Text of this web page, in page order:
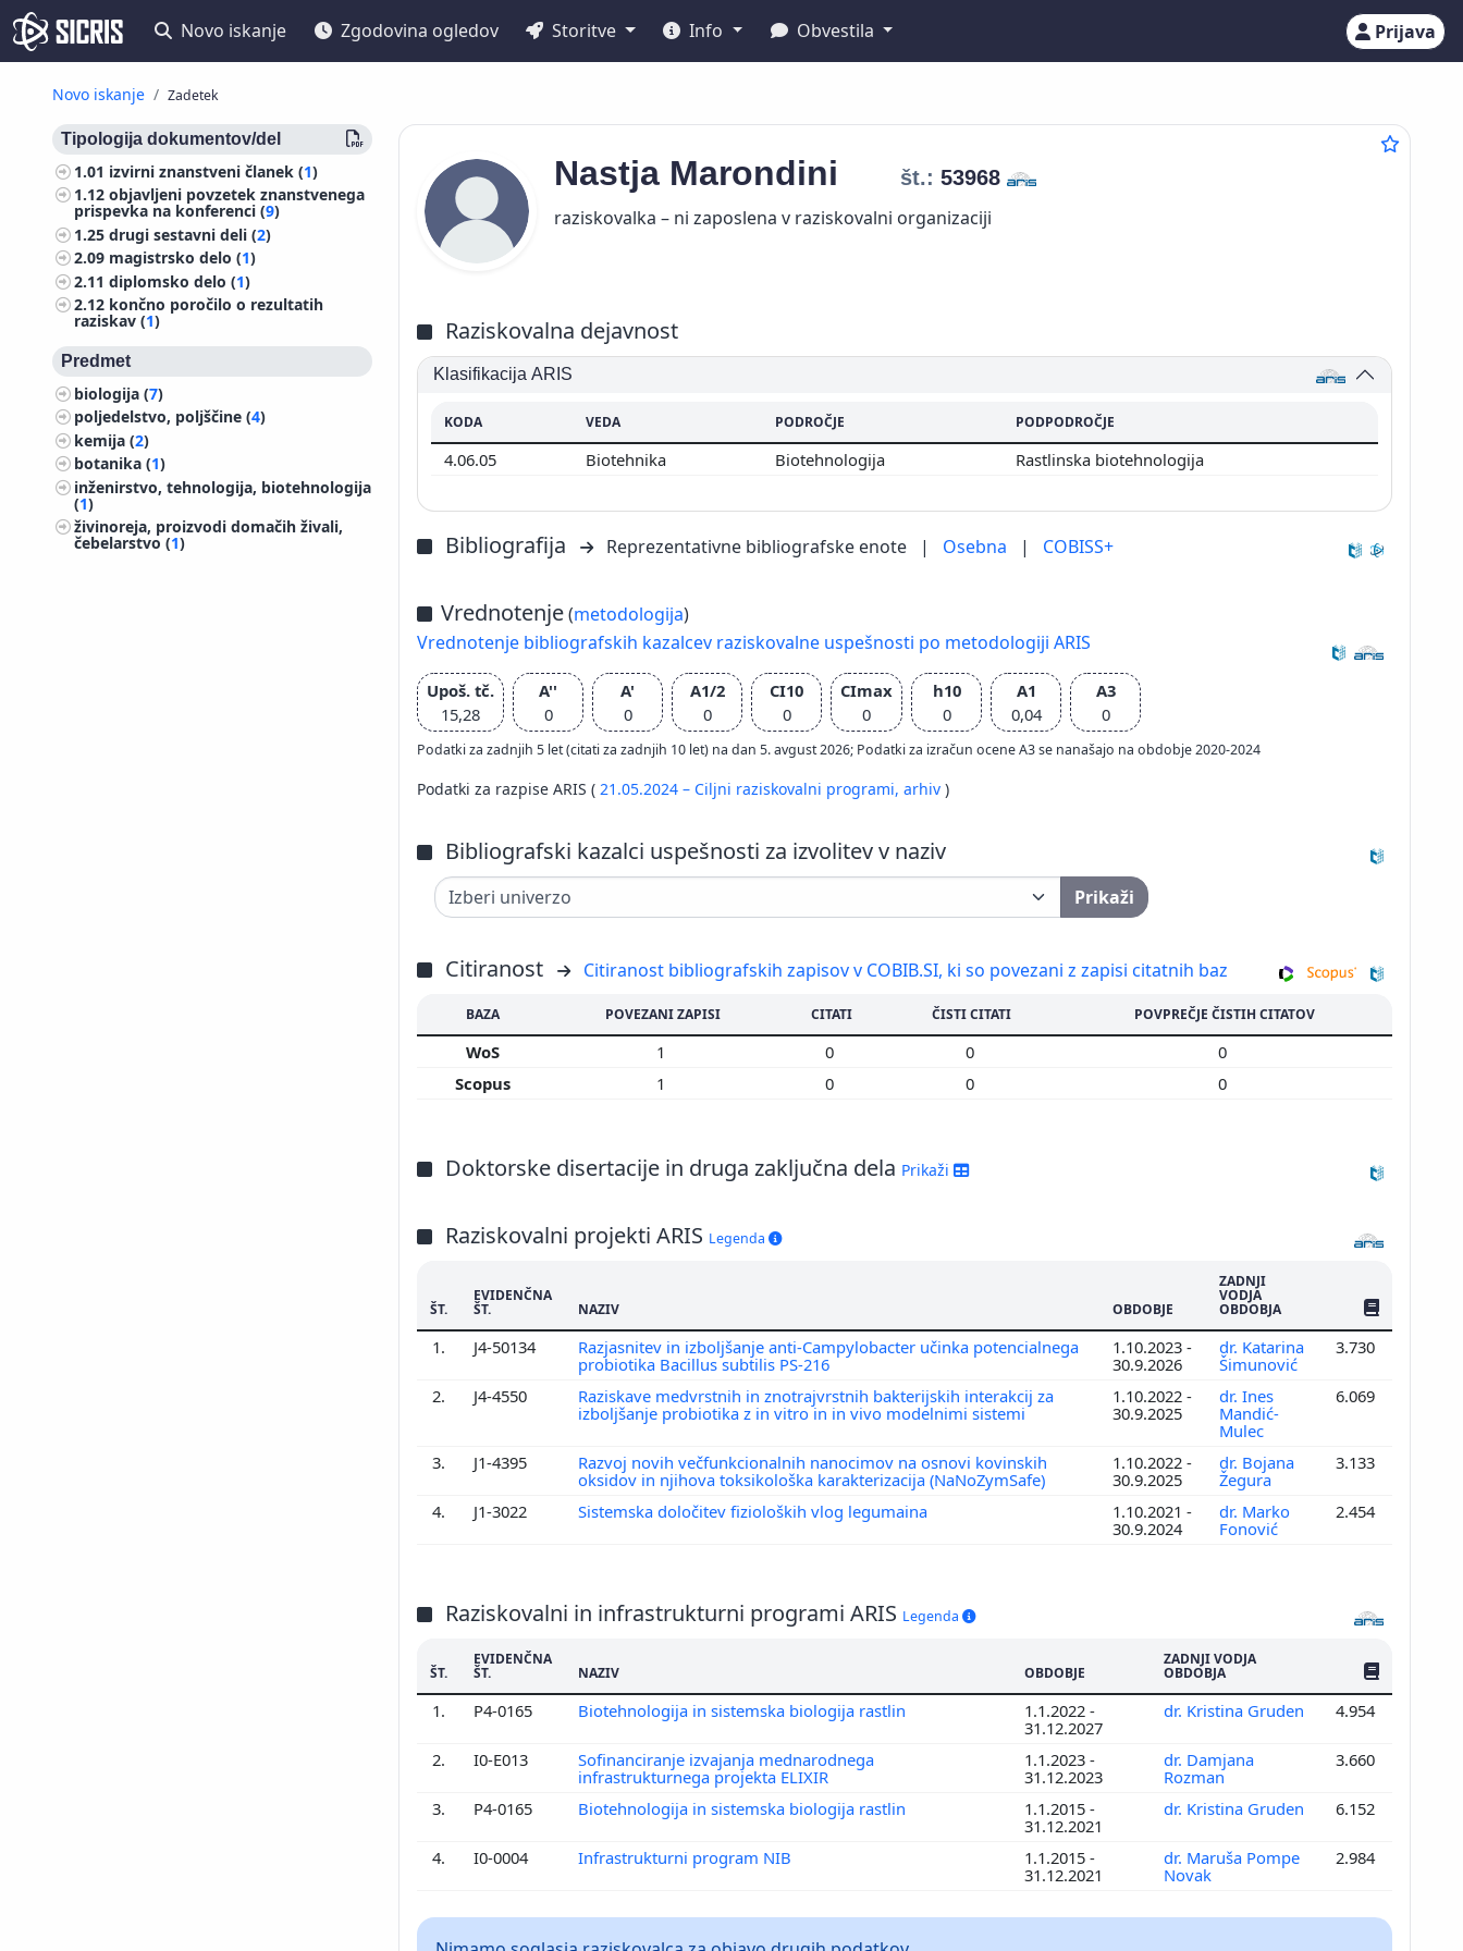
Novo iskanje Zgodovina ogledov Storitve Info Obvestila Prijava
Novo iskanje Zadetek
Tipologija dokumentov/del
1.01 izvirni znanstveni članek (1)
1.12objavljeni povzetek znanstvenega
prispevka na konferenci (9)
1.25drugi sestavni deli (2)
2.09 magistrsko delo (1)
2.11diplomsko delo (1)
2.12 končno poročilo o rezultatih
raziskav (1)
Predmet
biologija (7)
poljedelstvo, poljščine (4)
kemija (2)
botanika (1)
inženirstvo, tehnologija, biotehnologija
(1)
živinoreja, proizvodi domačih živali,
čebelarstvo (1)
Nastja Marondini št.: 53968
raziskovalka – ni zaposlena v raziskovalni organizaciji
Raziskovalna dejavnost
Klasifikacija ARIS
KODA VEDA PODROČJE PODPODROČJE
4.06.05 Biotehnika Biotehnologija Rastlinska biotehnologija
Bibliografija Reprezentativne bibliografske enote | Osebna | COBISS+
Vrednotenje(metodologija)
Vrednotenje bibliografskih kazalcev raziskovalne uspešnosti po metodologiji ARIS
Upoš. tč.
15,28
A''
0
A'
0
A1/2
0
CI10
0
CImax
0
h10
0
A1
0,04
A3
0
Podatki za zadnjih 5 let (citati za zadnjih 10 let) na dan 5. avgust 2026; Podatki za izračun ocene A3 se nanašajo na obdobje 2020-2024
Podatki za razpise ARIS ( 21.05.2024 – Ciljni raziskovalni programi, arhiv )
Bibliografski kazalci uspešnosti za izvolitev v naziv
Prikaži
Citiranost Citiranost bibliografskih zapisov v COBIB.SI, ki so povezani z zapisi citatnih baz
BAZA POVEZANI ZAPISI CITATI ČISTI CITATI POVPREČJE ČISTIH CITATOV
WoS 1 0 0
0
Scopus
1 0 0 0
Doktorske disertacije in druga zaključna dela Prikaži
Raziskovalni projekti ARIS Legenda
ŠT.
EVIDENČNA
ŠT. NAZIV OBDOBJE
ZADNJI
VODJA
OBDOBJA ŠTEV.
1. J4-50134
Razjasnitev in izboljšanje anti-Campylobacter učinka potencialnega
probiotika Bacillus subtilis PS-216
1.10.2023 -
30.9.2026
dr. Katarina
Šimunović
3.730
2. J4-4550
Raziskave medvrstnih in znotrajvrstnih bakterijskih interakcij za
izboljšanje probiotika z in vitro in in vivo modelnimi sistemi
1.10.2022 -
30.9.2025
dr. Ines
Mandić-
Mulec
6.069
3. J1-4395
Razvoj novih večfunkcionalnih nanocimov na osnovi kovinskih
oksidov in njihova toksikološka karakterizacija (NaNoZymSafe)
1.10.2022 -
30.9.2025
dr. Bojana
Žegura
3.133
4. J1-3022 Sistemska določitev fizioloških vlog legumaina
1.10.2021 -
30.9.2024
dr. Marko
Fonović
2.454
Raziskovalni in infrastrukturni programi ARIS Legenda
ŠT.
EVIDENČNA
ŠT. NAZIV OBDOBJE
ZADNJI VODJA
OBDOBJA ŠTEV.
1. P4-0165 Biotehnologija in sistemska biologija rastlin
1.1.2022 -
31.12.2027
dr. Kristina Gruden 4.954
2. I0-E013
Sofinanciranje izvajanja mednarodnega
infrastrukturnega projekta ELIXIR
1.1.2023 -
31.12.2023
dr. Damjana
Rozman
3.660
3. P4-0165 Biotehnologija in sistemska biologija rastlin
1.1.2015 -
31.12.2021
dr. Kristina Gruden 6.152
4. I0-0004 Infrastrukturni program NIB
1.1.2015 -
31.12.2021
dr. Maruša Pompe
Novak
2.984